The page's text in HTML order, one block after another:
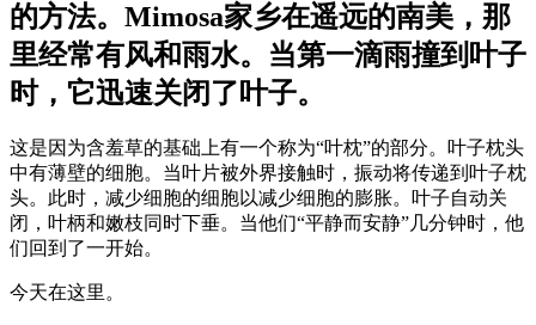
的方法。Mimosa家乡在遥远的南美，那
里经常有风和雨水。当第一滴雨撞到叶子
时，它迅速关闭了叶子。
这是因为含羞草的基础上有一个称为“叶枕”的部分。叶子枕头
中有薄壁的细胞。当叶片被外界接触时，振动将传递到叶子枕
头。此时，减少细胞的细胞以减少细胞的膨胀。叶子自动关
闭，叶柄和嫩枝同时下垂。当他们“平静而安静”几分钟时，他
们回到了一开始。
今天在这里。